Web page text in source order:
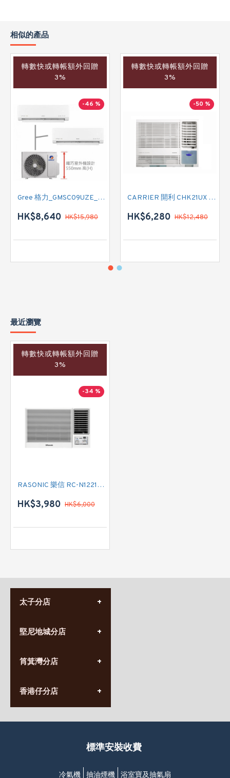
相似的產品
轉數快或轉帳額外回贈
3%
-46 %
Gree 格力_GMSC09UZE_GMSC12UZE_GMSC18UZC_R32 掛牆變頻式1拖2分體冷氣機 (淨冷型)
HK$8,640 HK$15,980
轉數快或轉帳額外回贈
3%
-50 %
CARRIER 開利 CHK21UX 二匹半 變頻淨冷窗口式冷氣機 (附遙控)
HK$6,280 HK$12,480
最近瀏覽
轉數快或轉帳額外回贈
3%
-34 %
RASONIC 樂信 RC-N1221V 匹半 R32雪種 淨冷窗口式冷氣機
HK$3,980 HK$6,000
太子分店
營業時間:
九龍太子太子道西141號
堅尼地城分店
營業時間:
香港堅尼地城卑路乍街
(堅尼地城地鐵站B出口)
筲箕灣分店
營業時間:
(10:00am-20:30pm)
香港仔分店
營業時間:
香港香港仔成都道20-28號
(黃竹坑地鐵站轉4M專線小巴)
標準安裝收費
冷氣機 抽油煙機 浴室寶及抽氣扇